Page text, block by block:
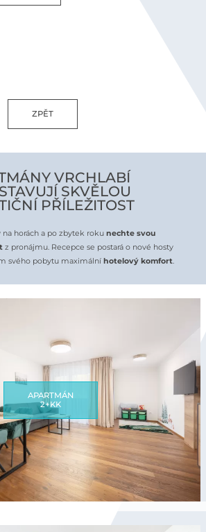
ZPĚT
VRCHLABÍ
SKVĚLOU
PŘÍLEŽITOST
na horách a po zbytek roku nechte svou
z pronájmu. Recepce se postará o nové hosty
svého pobytu maximálníhotelový komfort.
APARTMÁN
2+KK